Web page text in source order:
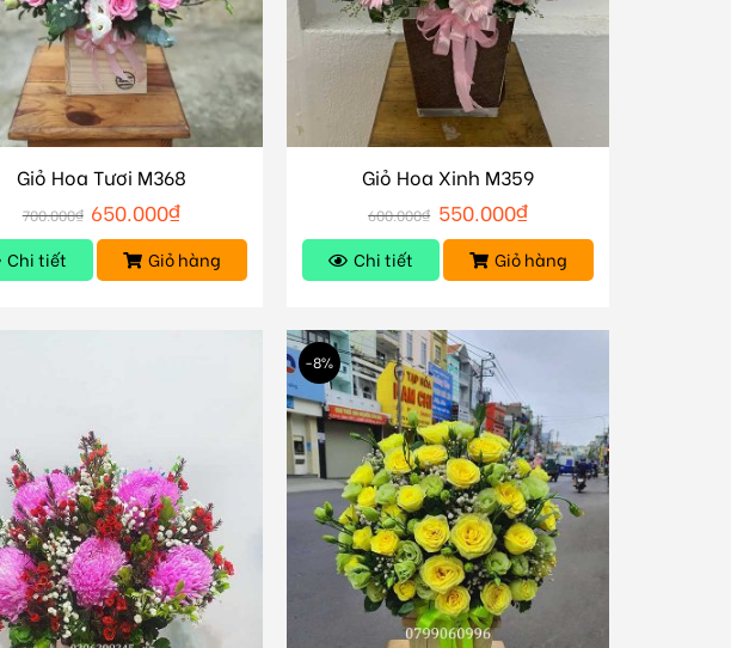
Giỏ Hoa Tươi M368
700.000₫ 650.000₫
Chi tiết Giỏ hàng
Giỏ Hoa Xinh M359
600.000₫ 550.000₫
Chi tiết Giỏ hàng
-8%